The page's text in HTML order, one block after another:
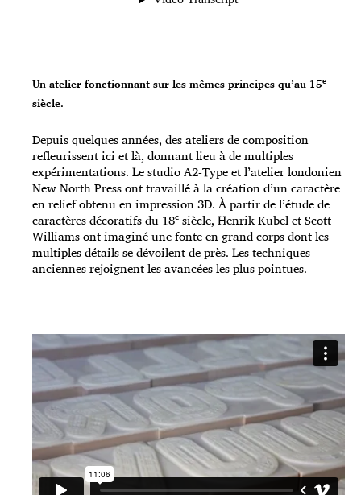
Un atelier fonctionnant sur les mêmes principes qu’au 15e
siècle.
Depuis quelques années, des ateliers de composition
refleurissent ici et là, donnant lieu à de multiples
expérimentations. Le studio A2-Type et l’atelier londonien
New North Press ont travaillé à la création d’un caractère
en relief obtenu en impression 3D. À partir de l’étude de
caractères décoratifs du 18e siècle, Henrik Kubel et Scott
Williams ont imaginé une fonte en grand corps dont les
multiples détails se dévoilent de près. Les techniques
anciennes rejoignent les avancées les plus pointues.